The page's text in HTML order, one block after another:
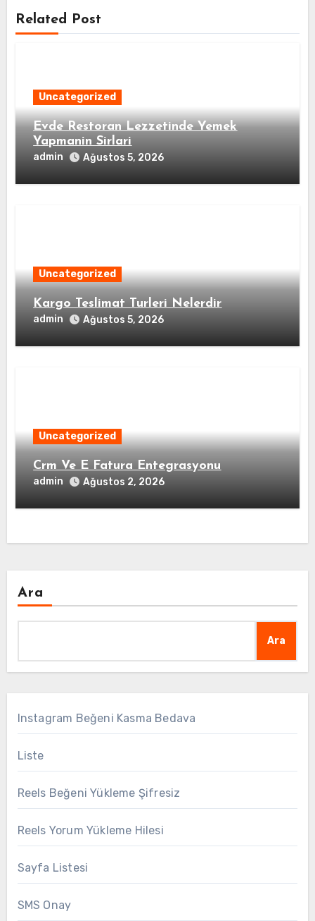
Related Post
Uncategorized
Evde Restoran Lezzetinde Yemek
Yapmanin Sirlari
admin Ağustos 5, 2026
Uncategorized
Kargo Teslimat Turleri Nelerdir
admin Ağustos 5, 2026
Uncategorized
Crm Ve E Fatura Entegrasyonu
admin Ağustos 2, 2026
Ara
Ara
Instagram Beğeni Kasma Bedava
Liste
Reels Beğeni Yükleme Şifresiz
Reels Yorum Yükleme Hilesi
Sayfa Listesi
SMS Onay